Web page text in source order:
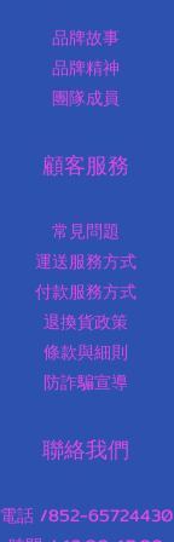
品牌故事
品牌精神
團隊成員
顧客服務
常見問題
運送服務方式
付款服務方式
退換貨政策
條款與細則
防詐騙宣導
聯絡我們
電話 /852-65724430